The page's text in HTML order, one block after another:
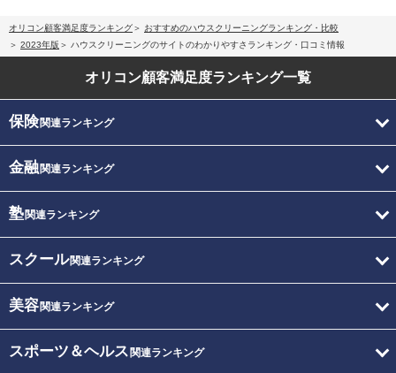
オリコン顧客満足度ランキング
おすすめのハウスクリーニングランキング・比較
2023年版
ハウスクリーニングのサイトのわかりやすさランキング・口コミ情報
オリコン顧客満足度ランキング一覧
保険関連ランキング
金融関連ランキング
塾関連ランキング
スクール関連ランキング
美容関連ランキング
スポーツ＆ヘルス 関連ランキング